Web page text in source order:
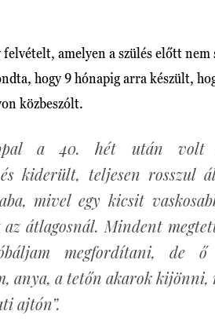
amelyen a szülés előtt nem
hogy 9 hónapig arra készült,
közbeszólt.
a 40. hét után volt
kiderült, teljesen rosszul
mivel egy kicsit
az átlagosnál. Mindent
megfordítani, de
anya, a tetőn akarok kijönni,
ajtón”.